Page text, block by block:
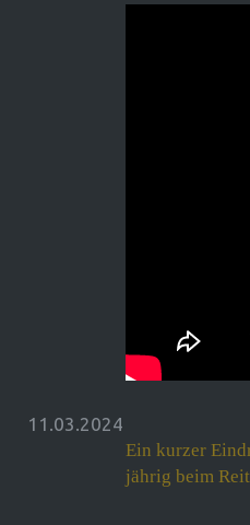
11.03.2024
Ein kurzer
jährig beim